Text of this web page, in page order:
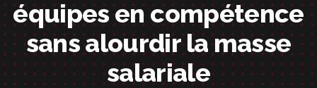
équipes en compétence
sans alourdir la masse
salariale